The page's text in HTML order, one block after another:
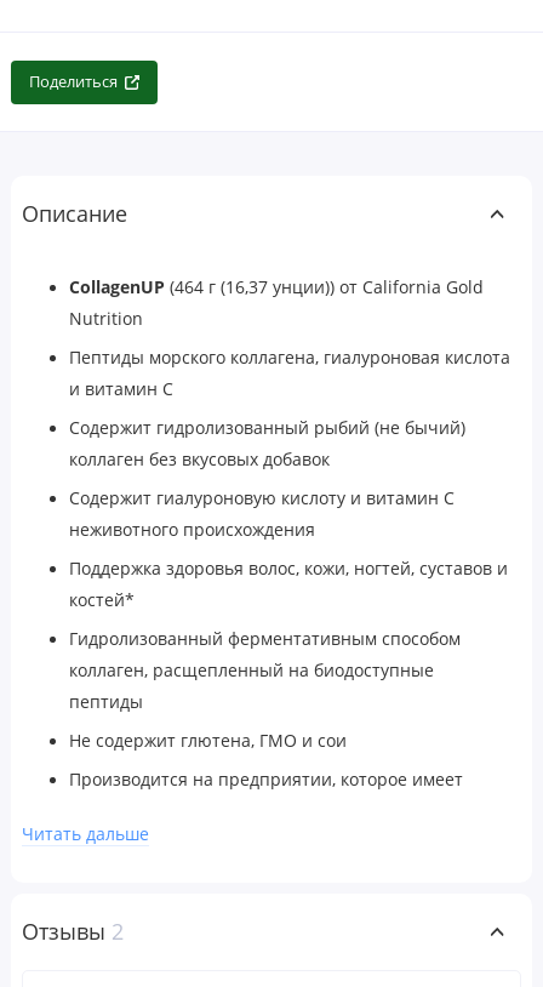
Поделиться
Описание
CollagenUP (464 г (16,37 унции)) от California Gold
Nutrition
Пептиды морского коллагена, гиалуроновая кислота
и витамин C
Содержит гидролизованный рыбий (не бычий)
коллаген без вкусовых добавок
Содержит гиалуроновую кислоту и витамин C
неживотного происхождения
Поддержка здоровья волос, кожи, ногтей, суставов и
костей*
Гидролизованный ферментативным способом
коллаген, расщепленный на биодоступные
пептиды
Не содержит глютена, ГМО и сои
Производится на предприятии, которое имеет
производственной практики (cGMP) и проходит
Читать дальше
Отзывы 2